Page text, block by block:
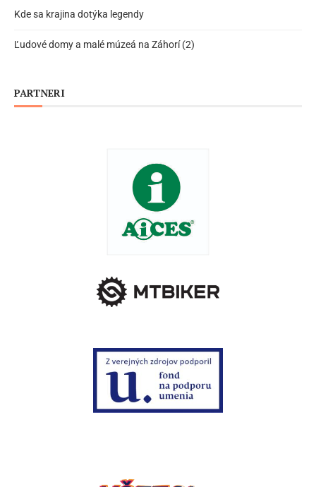
Kde sa krajina dotýka legendy
Ľudové domy a malé múzeá na Záhorí (2)
PARTNERI